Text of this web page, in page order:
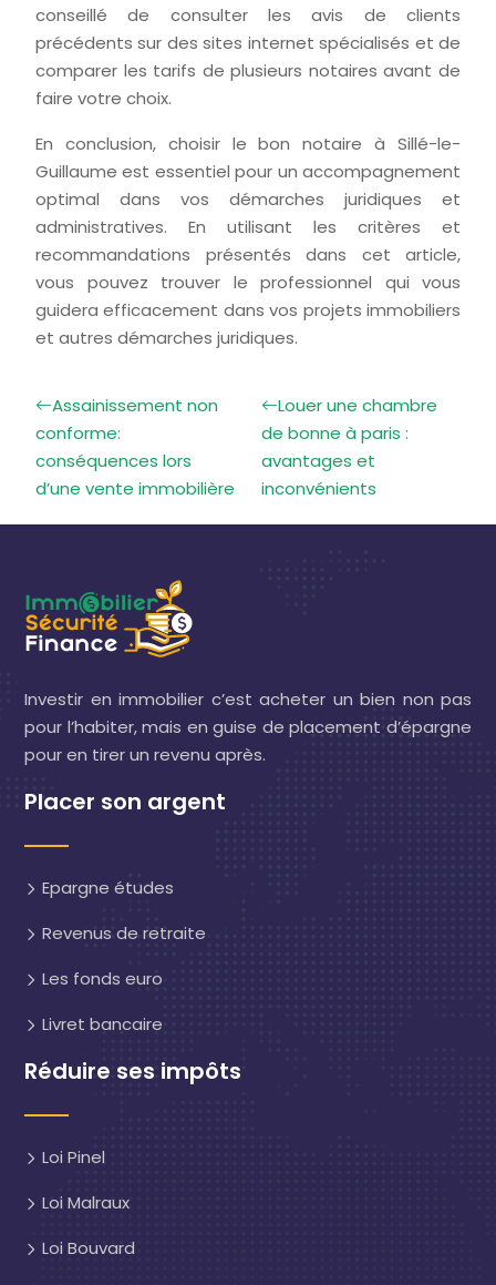
conseillé de consulter les avis de clients
précédents sur des sites internet spécialisés et de
comparer les tarifs de plusieurs notaires avant de
faire votre choix.
En conclusion, choisir le bon notaire à Sillé-le-
Guillaume est essentiel pour un accompagnement
optimal dans vos démarches juridiques et
administratives. En utilisant les critères et
recommandations présentés dans cet article,
vous pouvez trouver le professionnel qui vous
guidera efficacement dans vos projets immobiliers
et autres démarches juridiques.
Assainissement non
conforme:
conséquences lors
d’une vente immobilière
Louer une chambre
de bonne à paris :
avantages et
inconvénients
Investir en immobilier c’est acheter un bien non pas
pour l’habiter, mais en guise de placement d’épargne
pour en tirer un revenu après.
Placer son argent
Epargne études
Revenus de retraite
Les fonds euro
Livret bancaire
Réduire ses impôts
Loi Pinel
Loi Malraux
Loi Bouvard